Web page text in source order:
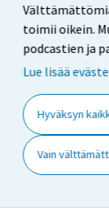
toimii oikein.
podcastien ja
Lue lisää
Hyväksyn
Vain
Yhteystiedot
Palaute
Käyttöehdot
Tietosuoja
Saavutettavuus
Tietoa